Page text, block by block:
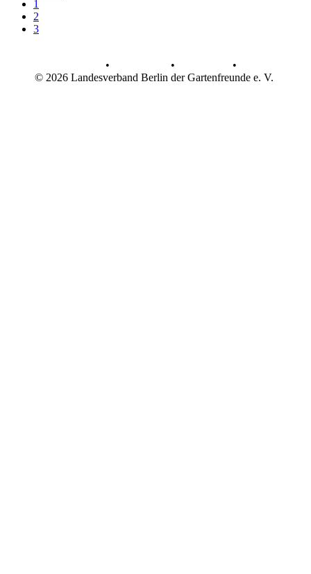
1
2
3
• •
•
© 2026 Landesverband Berlin der Gartenfreunde e. V.